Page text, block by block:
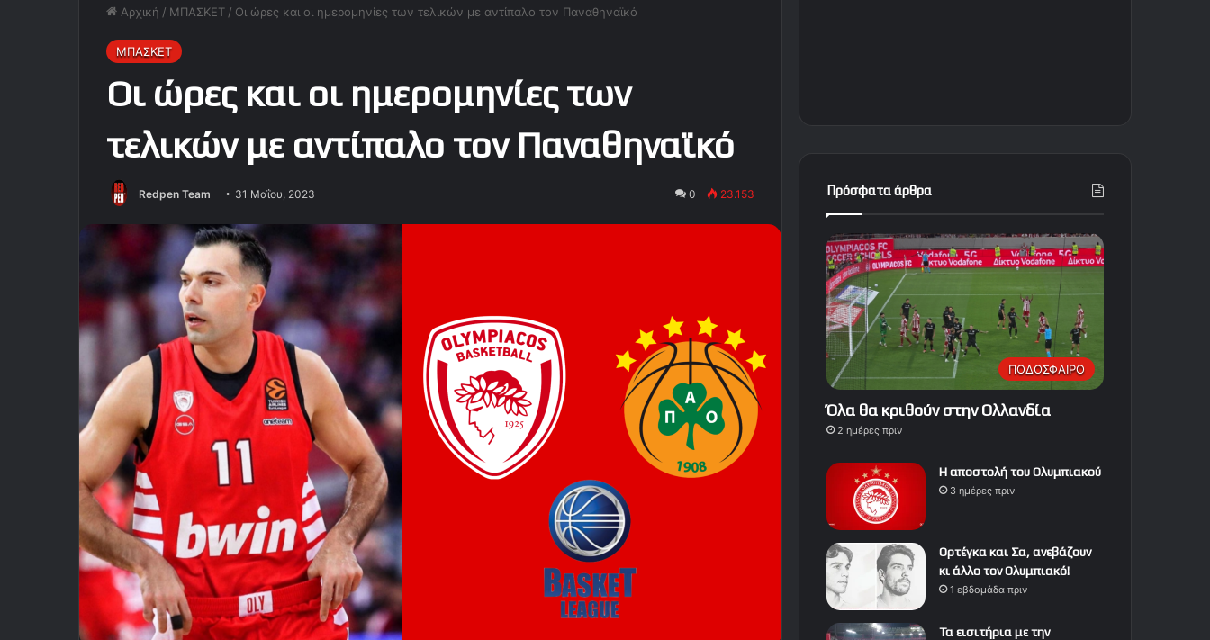
Αρχική / ΜΠΑΣΚΕΤ / Οι ώρες και οι ημερομηνίες των τελικών με αντίπαλο τον Παναθηναϊκό
ΜΠΑΣΚΕΤ
Οι ώρες και οι ημερομηνίες των
τελικών με αντίπαλο τον Παναθηναϊκό
Redpen Team 31 Μαΐου, 2023 0 23.153 Πρόσφατα άρθρα
ΠΟΔΟΣΦΑΙΡΟ
Όλα θα κριθούν στην Ολλανδία
2 ημέρες πριν
Η αποστολή του Ολυμπιακού
3 ημέρες πριν
Ορτέγκα και Σα, ανεβάζουν
κι άλλο τον Ολυμπιακό!
1 εβδομάδα πριν
Τα εισιτήρια με την